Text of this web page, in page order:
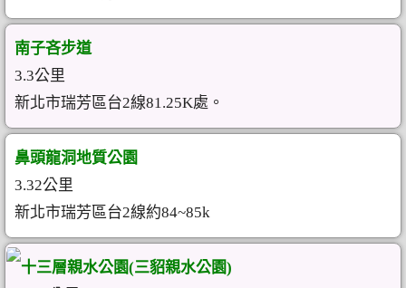
南子吝步道
3.3公里
新北市瑞芳區台2線81.25K處。
鼻頭龍洞地質公園
3.32公里
新北市瑞芳區台2線約84~85k
十三層親水公園(三貂親水公園)